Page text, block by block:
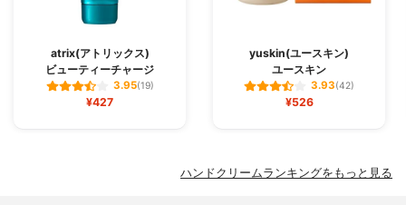
atrix(アトリックス)
ビューティーチャージ
3.95(19)
¥427
yuskin(ユースキン)
ユースキン
3.93(42)
¥526
ハンドクリームランキングをもっと見る